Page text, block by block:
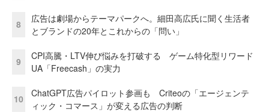
8
広告は劇場からテーマパークへ。細田高広氏に聞く生活者
とブランドの20年とこれからの「問い」
9
CPI高騰・LTV伸び悩みを打破する ゲーム特化型リワード
UA「Freecash」の実力
10
ChatGPT広告パイロット参画も Criteoの「エージェンテ
ィック・コマース」が変える広告の判断